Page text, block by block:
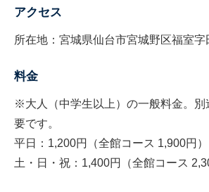
アクセス
所在地：宮城県仙台市宮城野区福室字
料金
※大人（中学生以上）の一般料金。別
要です。
平日：1,200円（全館コース 1,900円）
土・日・祝：1,400円（全館コース